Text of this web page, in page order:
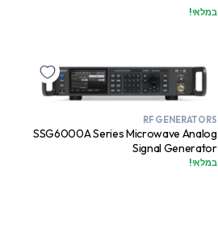
במלאי!
RF GENERATORS
SSG6000A Series Microwave Analog
Signal Generator
במלאי!